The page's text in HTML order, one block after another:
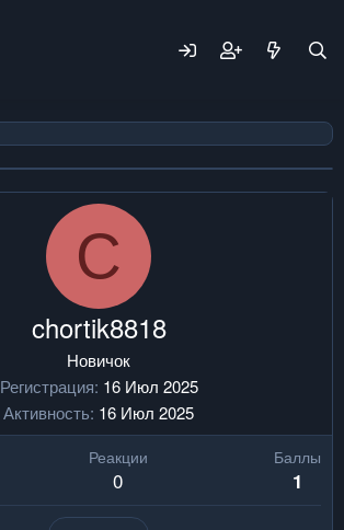
C
chortik8818
Новичок
Регистрация 16 Июл 2025
Активность 16 Июл 2025
Реакции
0
Баллы
1